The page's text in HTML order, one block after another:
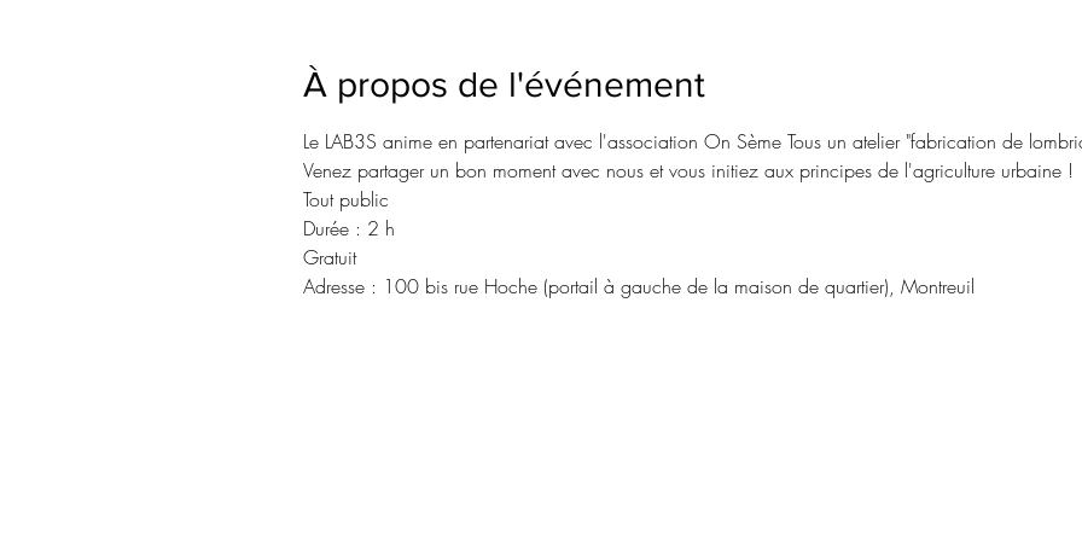
À propos de l'événement
Le LAB3S anime en partenariat avec l'association On Sème Tous un atelier "fabrication de
Venez partager un bon moment avec nous et vous initiez aux principes de l'agriculture urbaine !
Tout public
Durée : 2 h
Gratuit
Adresse : 100 bis rue Hoche (portail à gauche de la maison de quartier), Montreuil